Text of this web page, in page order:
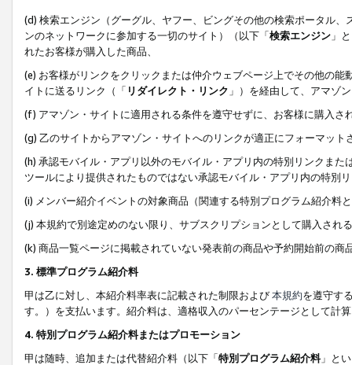
(d) 検索エンジン（グーグル、ヤフー、ビングその他の検索ポータル
ンのネットワークに参加する一切のサイト）（以下「検索エンジン 」
れたお客様が購入した商品、
(e) お客様がリンクをクリックまたは仲介ウェブページ上でその他の
イトに送るリンク（「 リダイレクト・リンク 」）を経由して、アマゾ
(f) アマゾン・サイトに適用される条件を遵守せずに、お客様に購入さ
(g) 乙のサイトからアマゾン・サイトへのリンクが適正にフォーマッ
(h) 承認モバイル・アプリ以外のモバイル・アプリ内の特別リンクま
ツールにより提供されたものではない承認モバイル・アプリ内の特別
(i) メンバー紹介イベントの対象商品（関連する特別プログラム紹介料
(j) 本規約で別途定めのない限り、サブスクリプションとして購入され
(k) 商品一覧ページに掲載されていない発表前の商品や予約開始前の商
3. 標準プログラム紹介料
甲は乙に対し、本紹介料率表に記載された制限および本規約を遵守す
す。）を支払います。紹介料は、適格収入のパーセンテージとして計
4. 特別プログラム紹介料またはプロモーション
甲は随時、追加または代替紹介料（以下「特別プログラム紹介料」と